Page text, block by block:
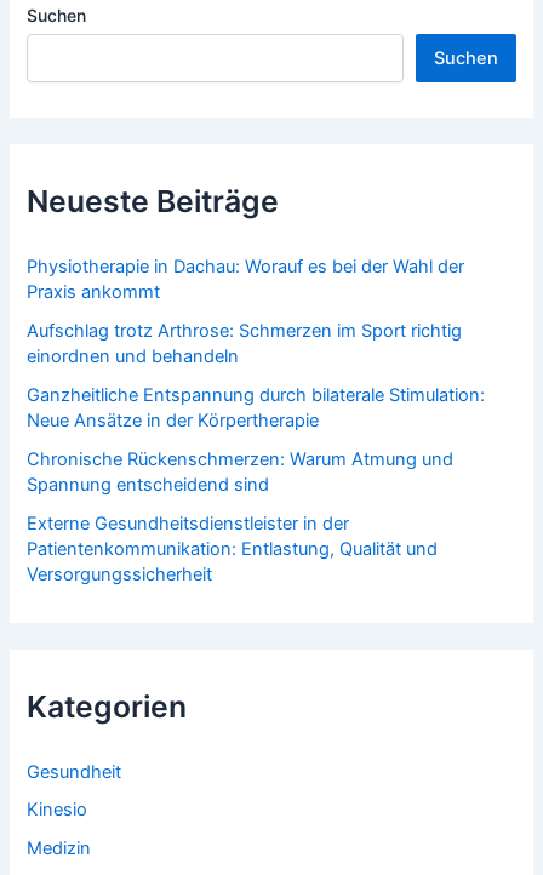
Suchen
Suchen
Neueste Beiträge
Physiotherapie in Dachau: Worauf es bei der Wahl der
Praxis ankommt
Aufschlag trotz Arthrose: Schmerzen im Sport richtig
einordnen und behandeln
Ganzheitliche Entspannung durch bilaterale Stimulation:
Neue Ansätze in der Körpertherapie
Chronische Rückenschmerzen: Warum Atmung und
Spannung entscheidend sind
Externe Gesundheitsdienstleister in der
Patientenkommunikation: Entlastung, Qualität und
Versorgungssicherheit
Kategorien
Gesundheit
Kinesio
Medizin